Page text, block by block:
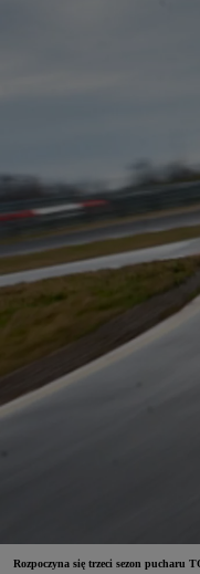
Rozpoczyna się trzeci sezon pucharu